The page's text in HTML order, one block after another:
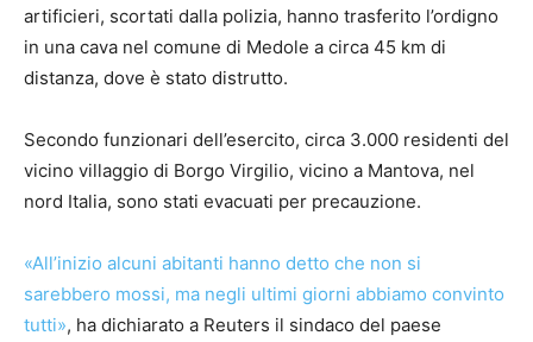
artificieri, scortati dalla polizia, hanno trasferito l’ordigno
in una cava nel comune di Medole a circa 45 km di
distanza, dove è stato distrutto.
Secondo funzionari dell’esercito, circa 3.000 residenti del
vicino villaggio di Borgo Virgilio, vicino a Mantova, nel
nord Italia, sono stati evacuati per precauzione.
«All’inizio alcuni abitanti hanno detto che non si
sarebbero mossi, ma negli ultimi giorni abbiamo convinto
tutti», ha dichiarato a Reuters il sindaco del paese